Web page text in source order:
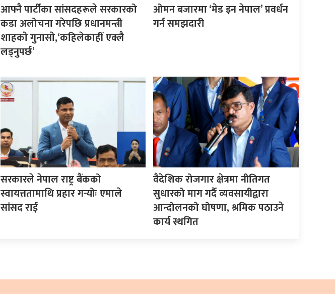
आफ्नै पार्टीका सांसदहरूले सरकारको
कडा अलोचना गरेपछि प्रधानमन्त्री
शाहकाे गुनासाे,‘कहिलेकाहीँ एक्लै
लड्नुपर्छ’
ओमन बजारमा ‘मेड इन नेपाल’ प्रवर्धन
गर्न समझदारी
सरकारले नेपाल राष्ट्र बैंकको
स्वायत्ततामाथि प्रहार गर्‍योः एमाले
सांसद राई
वैदेशिक रोजगार क्षेत्रमा नीतिगत
सुधारको माग गर्दै व्यवसायीद्वारा
आन्दोलनको घोषणा, श्रमिक पठाउने
कार्य स्थगित